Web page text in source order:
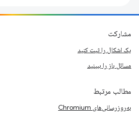
مشارکت
یک اشکال را ثبت کنید
مسائل باز را ببینید
مطالب مرتبط
به‌روزرسانی‌های Chromium